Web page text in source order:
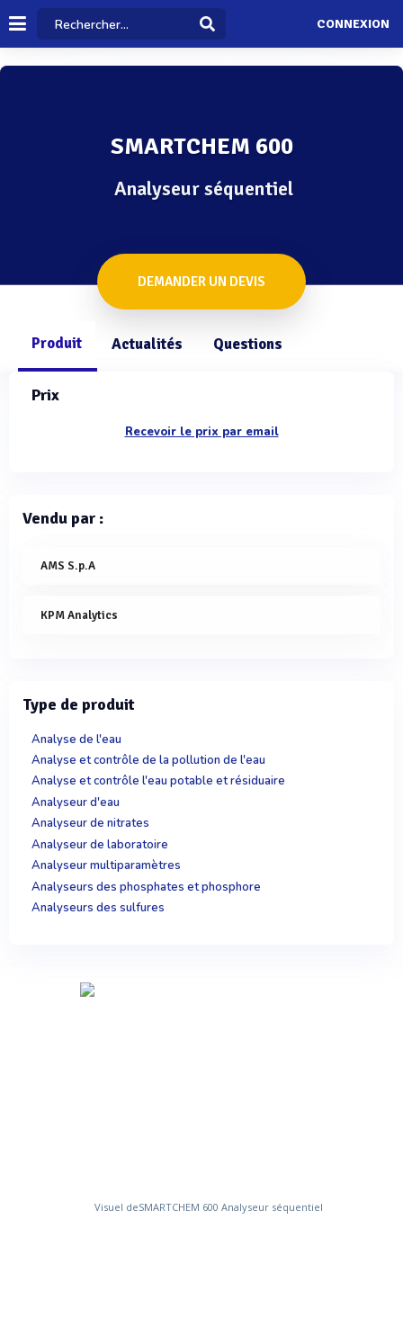
CONNEXION
SMARTCHEM 600
Analyseur séquentiel
DEMANDER UN DEVIS
Produit Actualités Questions
Prix
Recevoir le prix par email
Vendu par :
AMS S.p.A
KPM Analytics
Type de produit
Analyse de l'eau
Analyse et contrôle de la pollution de l'eau
Analyse et contrôle l'eau potable et résiduaire
Analyseur d'eau
Analyseur de nitrates
Analyseur de laboratoire
Analyseur multiparamètres
Analyseurs des phosphates et phosphore
Analyseurs des sulfures